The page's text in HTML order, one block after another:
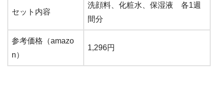
セット内容
洗顔料、化粧水、保湿液 各1週
間分
参考価格（amazo
n）
1,296円